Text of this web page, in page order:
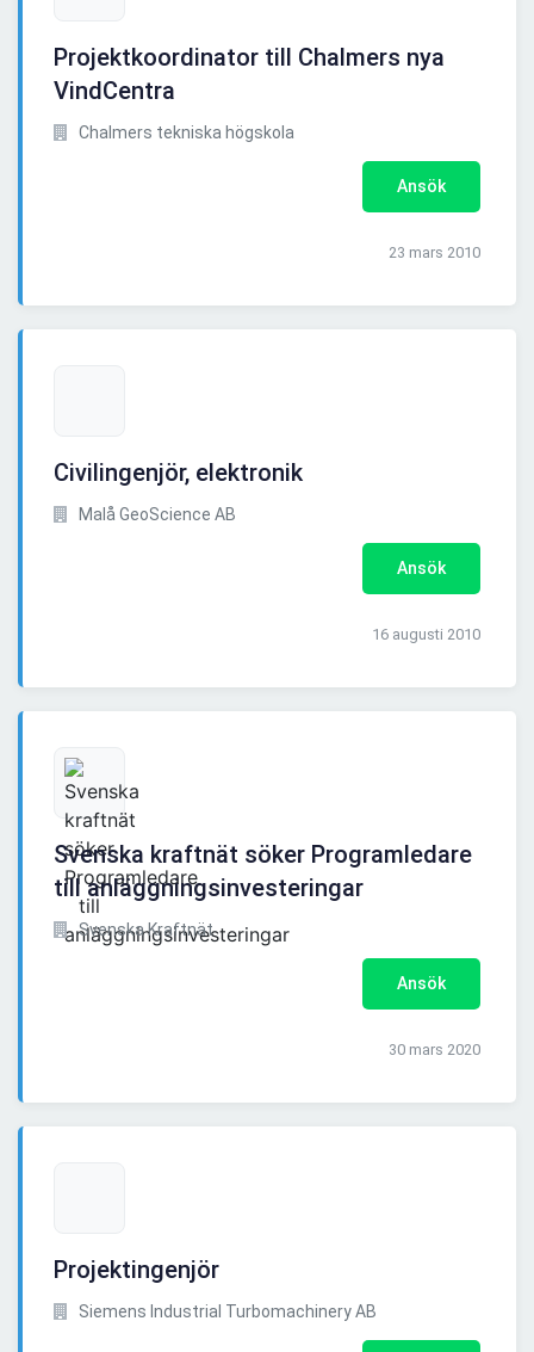
Projektkoordinator till Chalmers nya
VindCentra
Chalmers tekniska högskola
Ansök
23 mars 2010
Civilingenjör, elektronik
Malå GeoScience AB
Ansök
16 augusti 2010
Svenska kraftnät söker Programledare
till anläggningsinvesteringar
Svenska Kraftnät
Ansök
30 mars 2020
Projektingenjör
Siemens Industrial Turbomachinery AB